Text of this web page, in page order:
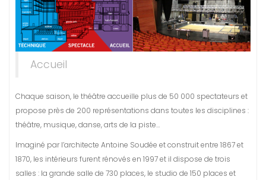
Accueil
Chaque saison, le théâtre accueille plus de 50 000 spectateurs et
propose près de 200 représentations dans toutes les disciplines :
théâtre, musique, danse, arts de la piste…
Imaginé par l’architecte Antoine Soudée et construit entre 1867 et
1870, les intérieurs furent rénovés en 1997 et il dispose de trois
salles : la grande salle de 730 places, le studio de 150 places et